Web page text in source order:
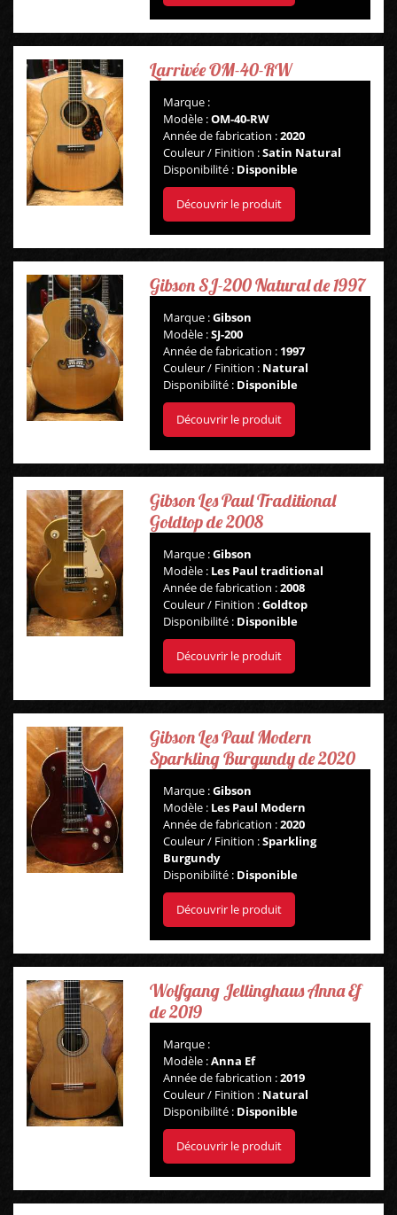
PÉDALES ET EFFETS
Larrivée OM-40-RW
Marque :
Modèle :OM-40-RW
Année de fabrication :2020
Couleur / Finition :Satin Natural
Disponibilité : Disponible
Découvrir le produit
Gibson SJ-200 Natural de 1997
Marque :Gibson
Modèle :SJ-200
Année de fabrication : 1997
Couleur / Finition : Natural
Disponibilité : Disponible
Découvrir le produit
Gibson Les Paul Traditional
Goldtop de 2008
Marque :Gibson
Modèle : Les Paul traditional
Année de fabrication :2008
Couleur / Finition :Goldtop
Disponibilité : Disponible
Découvrir le produit
Gibson Les Paul Modern
Sparkling Burgundy de 2020
Marque :Gibson
Modèle : Les Paul Modern
Année de fabrication :2020
Couleur / Finition :Sparkling
Burgundy
Disponibilité : Disponible
Découvrir le produit
Wolfgang Jellinghaus Anna Ef
de 2019
Marque :
Modèle :Anna Ef
Année de fabrication :2019
Couleur / Finition : Natural
Disponibilité : Disponible
Découvrir le produit